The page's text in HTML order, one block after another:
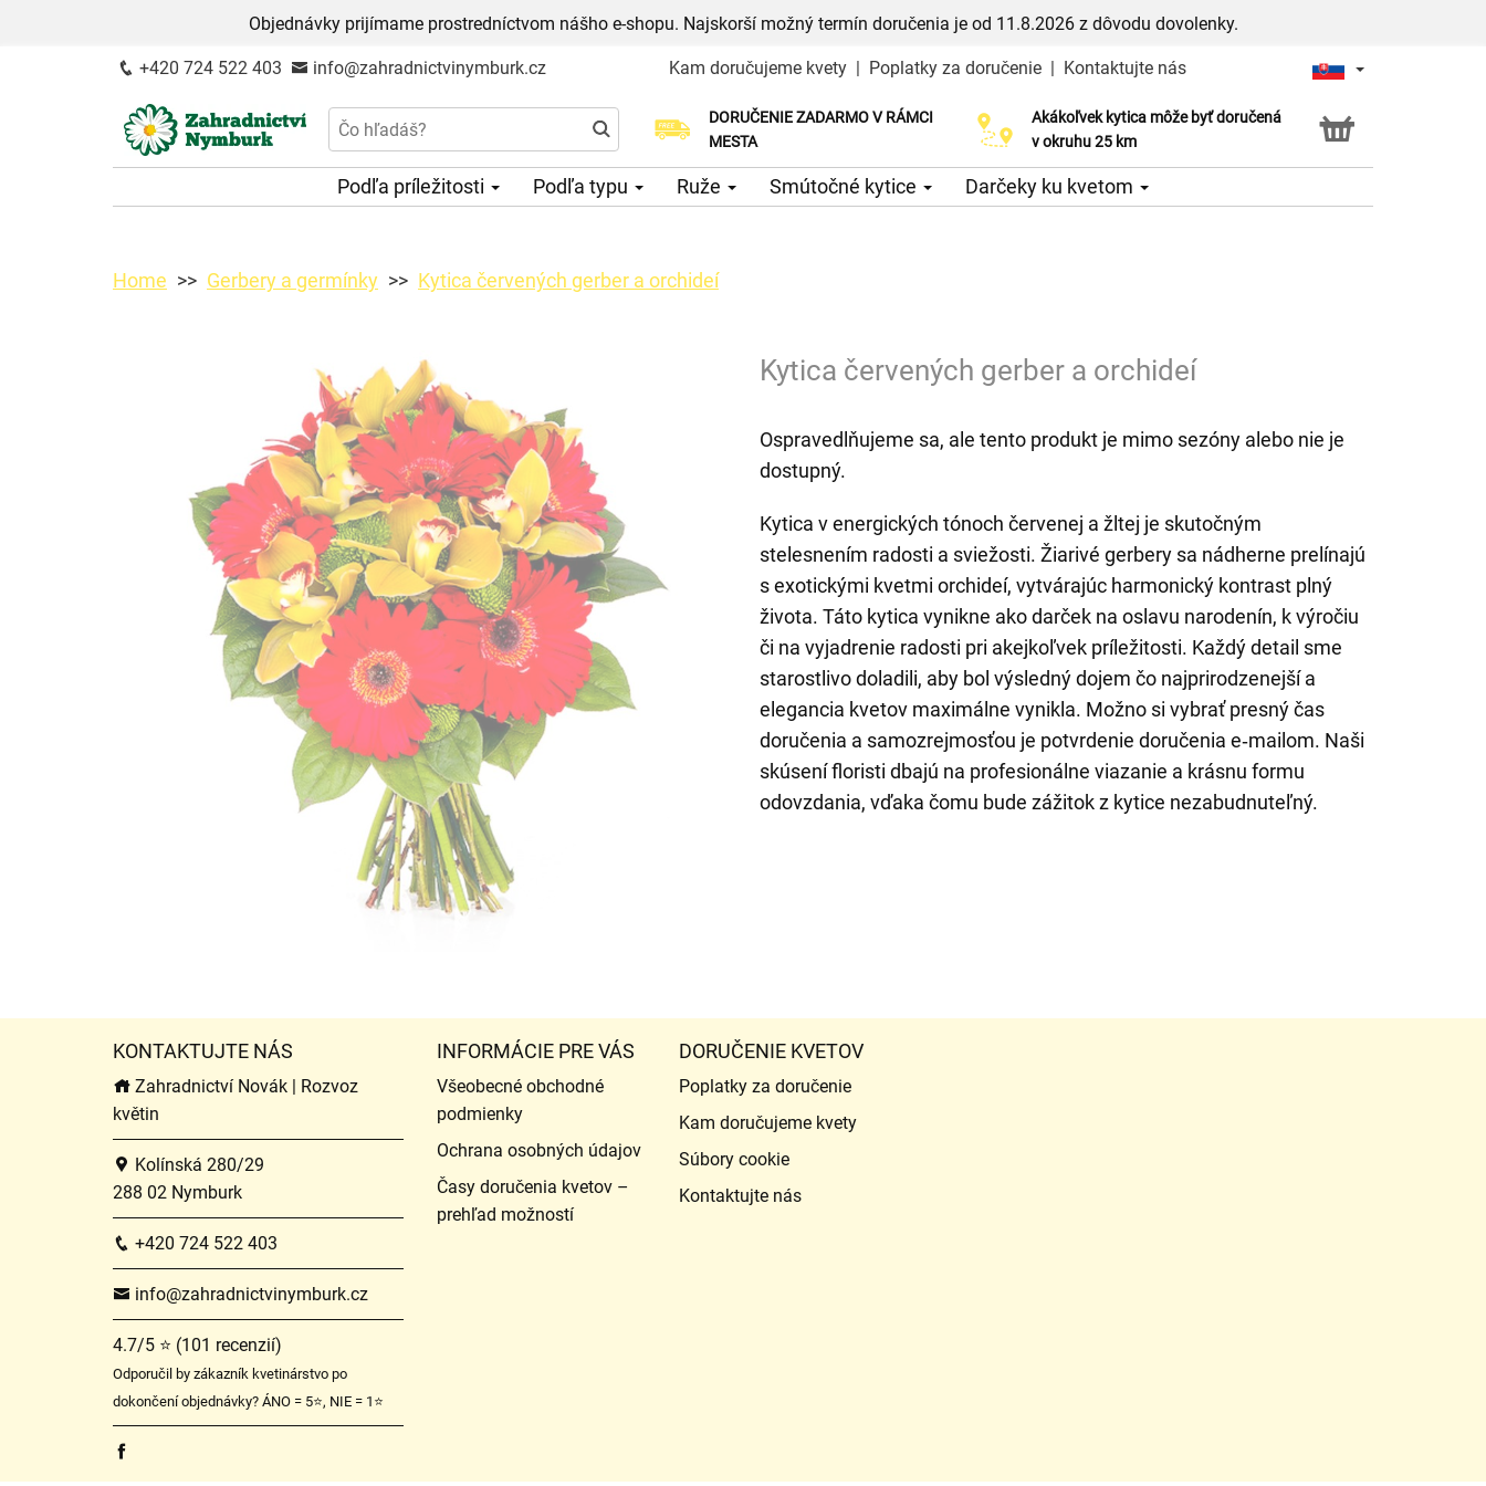
Objednávky prijímame prostredníctvom nášho e-shopu. Najskorší možný termín doručenia je od 11.8.2026 z dôvodu dovolenky.
+420 724 522 403 info@zahradnictvinymburk.cz Kam doručujeme kvety | Poplatky za doručenie | Kontaktujte nás
DORUČENIE ZADARMO V RÁMCI
MESTA
Akákoľvek kytica môže byť doručená
v okruhu 25 km
Služba Click & Collect
Podľa príležitosti Podľa typu Ruže Smútočné kytice Darčeky ku kvetom
Home Gerbery a germínky Kytica červených gerber a orchideí
Kytica červených gerber a orchideí
Ospravedlňujeme sa, ale tento produkt je mimo sezóny alebo nie je
dostupný.
Kytica v energických tónoch červenej a žltej je skutočným
stelesnením radosti a sviežosti. Žiarivé gerbery sa nádherne prelínajú
s exotickými kvetmi orchideí, vytvárajúc harmonický kontrast plný
života. Táto kytica vynikne ako darček na oslavu narodenín, k výročiu
či na vyjadrenie radosti pri akejkoľvek príležitosti. Každý detail sme
starostlivo doladili, aby bol výsledný dojem čo najprirodzenejší a
elegancia kvetov maximálne vynikla. Možno si vybrať presný čas
doručenia a samozrejmosťou je potvrdenie doručenia e‑mailom. Naši
skúsení floristi dbajú na profesionálne viazanie a krásnu formu
odovzdania, vďaka čomu bude zážitok z kytice nezabudnuteľný.
KONTAKTUJTE NÁS
Zahradnictví Novák | Rozvoz
květin
Kolínská 280/29
288 02 Nymburk
+420 724 522 403
info@zahradnictvinymburk.cz
4.7/5 ⭐ (101 recenzií)
Odporučil by zákazník kvetinárstvo po
dokončení objednávky? ÁNO = 5⭐, NIE = 1⭐
INFORMÁCIE PRE VÁS
Všeobecné obchodné
podmienky
Ochrana osobných údajov
Časy doručenia kvetov –
prehľad možností
DORUČENIE KVETOV
Poplatky za doručenie
Kam doručujeme kvety
Súbory cookie
Kontaktujte nás